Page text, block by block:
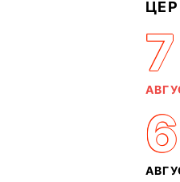
7
6